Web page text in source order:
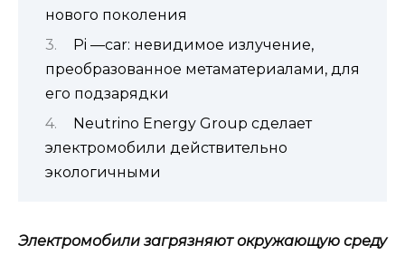
нового поколения
Pi —car: невидимое излучение,
преобразованное метаматериалами, для
его подзарядки
Neutrino Energy Group сделает
электромобили действительно
экологичными
Электромобили загрязняют окружающую среду